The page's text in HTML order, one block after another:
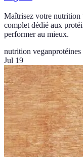
Maîtrisez votre nutrition
complet dédié aux
performer au mieux.
nutrition veganprotéines
Jul 19